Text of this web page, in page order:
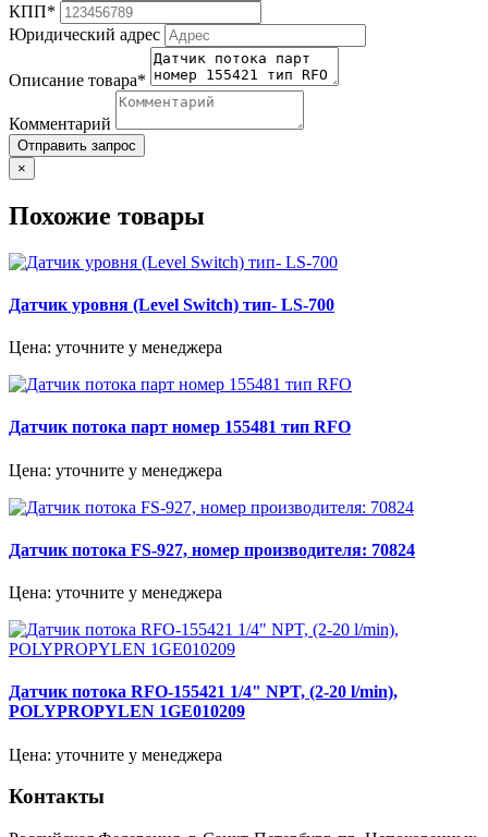
КПП*
Юридический адрес
Описание товара*
Комментарий
Отправить запрос
×
Похожие товары
Датчик уровня (Level Switch) тип- LS-700
Цена: уточните у менеджера
Датчик потока парт номер 155481 тип RFO
Цена: уточните у менеджера
Датчик потока FS-927, номер производителя: 70824
Цена: уточните у менеджера
Датчик потока RFO-155421 1/4" NPT, (2-20 l/min),
POLYPROPYLEN 1GE010209
Цена: уточните у менеджера
Контакты